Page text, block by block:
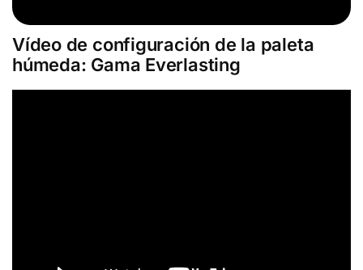
Vídeo de configuración de la paleta
húmeda: Gama Everlasting